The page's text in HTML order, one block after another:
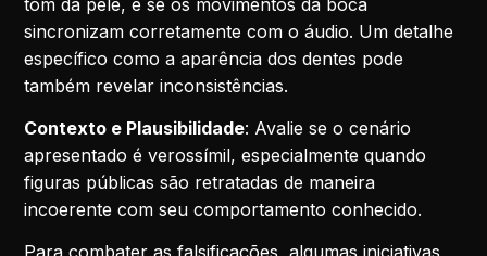
sincronizam corretamente com o áudio. Um detalhe
específico como a aparência dos dentes pode
também revelar inconsistências.
Contexto e Plausibilidade: Avalie se o cenário
apresentado é verossímil, especialmente quando
figuras públicas são retratadas de maneira
incoerente com seu comportamento conhecido.